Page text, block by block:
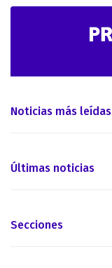
Noticias más leídas
Últimas noticias
Secciones